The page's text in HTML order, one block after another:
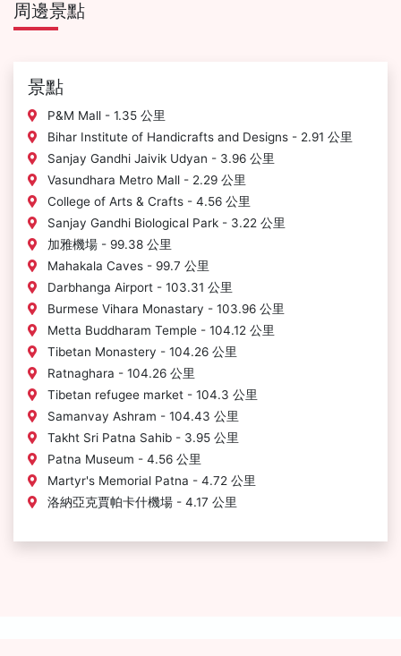
周邊景點
景點
P&M Mall - 1.35 公里
Bihar Institute of Handicrafts and Designs - 2.91 公里
Sanjay Gandhi Jaivik Udyan - 3.96 公里
Vasundhara Metro Mall - 2.29 公里
College of Arts & Crafts - 4.56 公里
Sanjay Gandhi Biological Park - 3.22 公里
加雅機場 - 99.38 公里
Mahakala Caves - 99.7 公里
Darbhanga Airport - 103.31 公里
Burmese Vihara Monastary - 103.96 公里
Metta Buddharam Temple - 104.12 公里
Tibetan Monastery - 104.26 公里
Ratnaghara - 104.26 公里
Tibetan refugee market - 104.3 公里
Samanvay Ashram - 104.43 公里
Takht Sri Patna Sahib - 3.95 公里
Patna Museum - 4.56 公里
Martyr's Memorial Patna - 4.72 公里
洛納亞克賈帕卡什機場 - 4.17 公里